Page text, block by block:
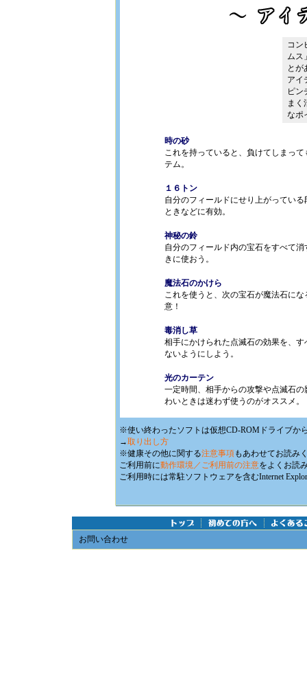
コン
ムス
とが
アイ
ピン
まく
なポ
時の砂
これを持っていると、負けてしまっ
テム。
１６トン
自分のフィールドにせり上がってい
ときなどに有効。
神秘の鈴
自分のフィールド内の宝石をすべて
きに使おう。
魔法石のかけら
これを使うと、次の宝石が魔法石に
意！
毒消し草
相手にかけられた点滅石の効果を、
ないようにしよう。
光のカーテン
一定時間、相手からの攻撃や点滅石
わいときは迷わず使うのがオススメ。
※使い終わったソフトは仮想CD-ROMドライブか
→取り出し方
※健康その他に関する注意事項もあわせてお読み
ご利用前に動作環境／ご利用前の注意をよくお読
ご利用時には常駐ソフトウェアを含むInternet
お問い合わせ